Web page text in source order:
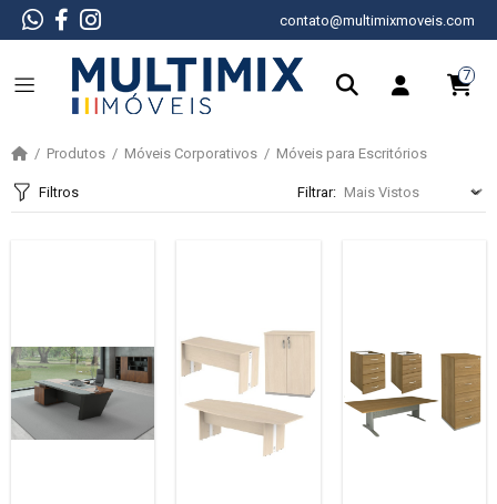
contato@multimixmoveis.com
7
Produtos Móveis Corporativos Móveis para Escritórios
Filtros Filtrar: